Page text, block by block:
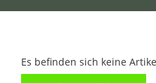
Es befinden sich keine